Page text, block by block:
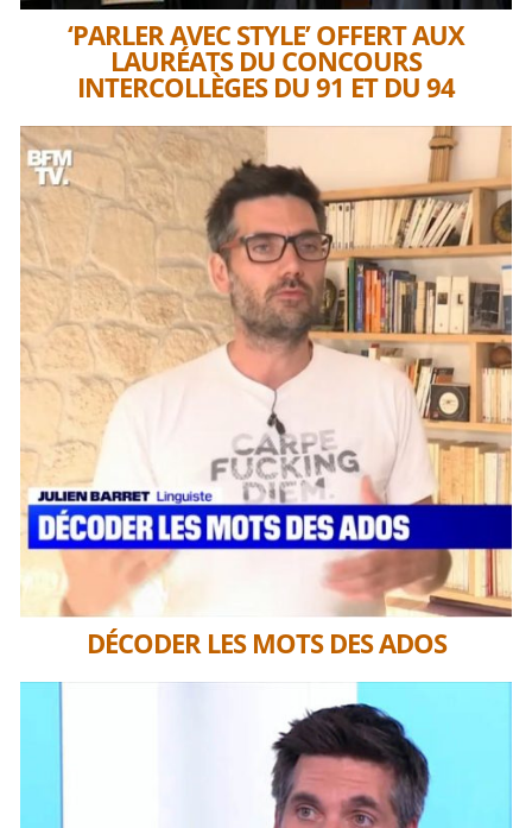
‘PARLER AVEC STYLE’ OFFERT AUX
LAURÉATS DU CONCOURS
INTERCOLLÈGES DU 91 ET DU 94
DÉCODER LES MOTS DES ADOS